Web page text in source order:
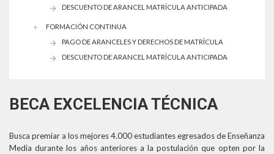
BECA EXCELENCIA TÉCNICA
Busca premiar a los mejores 4.000 estudiantes egresados de Enseñanza
Media durante los años anteriores a la postulación que opten por la
DESCUENTO DE ARANCEL MATRÍCULA ANTICIPADA
FORMACIÓN CONTINUA
PAGO DE ARANCELES Y DERECHOS DE MATRÍCULA
DESCUENTO DE ARANCEL MATRÍCULA ANTICIPADA